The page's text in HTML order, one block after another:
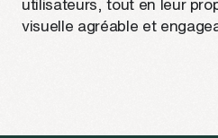
utilisateurs, tout en leur
visuelle agréable et